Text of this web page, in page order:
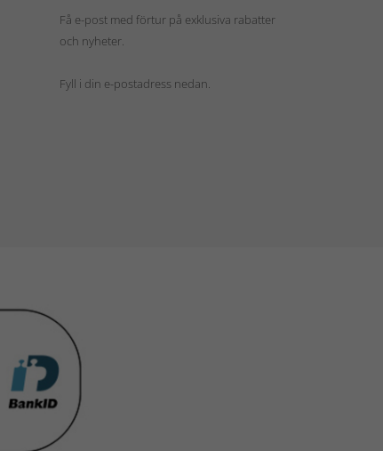
Få e-post med förtur på exklusiva rabatter
och nyheter.
Fyll i din e-postadress nedan.